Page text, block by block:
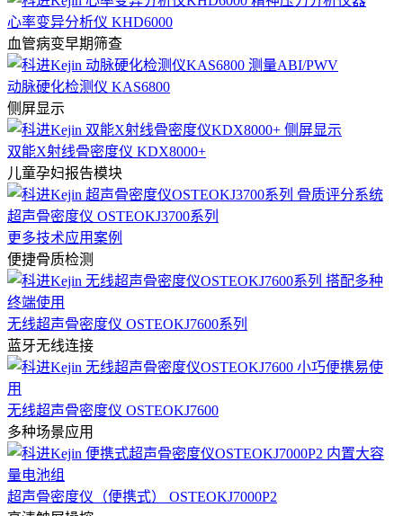
心率变异分析仪 KHD6000
血管病变早期筛查
动脉硬化检测仪 KAS6800
侧屏显示
双能X射线骨密度仪 KDX8000+
儿童孕妇报告模块
超声骨密度仪 OSTEOKJ3700系列
更多技术应用案例
便捷骨质检测
无线超声骨密度仪 OSTEOKJ7600系列
蓝牙无线连接
无线超声骨密度仪 OSTEOKJ7600
多种场景应用
超声骨密度仪（便携式） OSTEOKJ7000P2